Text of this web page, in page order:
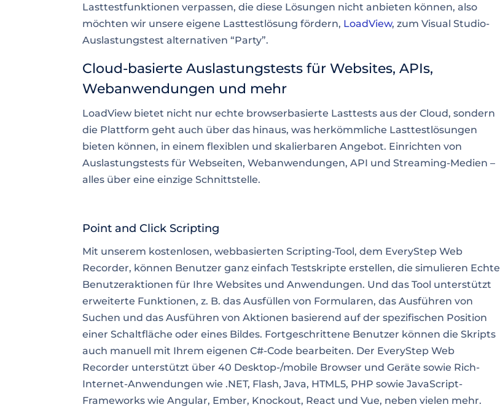
Lasttestfunktionen verpassen, die diese Lösungen nicht anbieten können, also
möchten wir unsere eigene Lasttestlösung fördern, LoadView, zum Visual Studio-
Auslastungstest alternativen “Party”.
Cloud-basierte Auslastungstests für Websites, APIs,
Webanwendungen und mehr
LoadView bietet nicht nur echte browserbasierte Lasttests aus der Cloud, sondern
die Plattform geht auch über das hinaus, was herkömmliche Lasttestlösungen
bieten können, in einem flexiblen undskalierbaren Angebot. Einrichten von
Auslastungstests für Webseiten, Webanwendungen, API und Streaming-Medien –
alles über eine einzige Schnittstelle.
Point and Click Scripting
Mit unserem kostenlosen, webbasiertenScripting-Tool, dem EveryStep Web
Recorder, können Benutzer ganz einfach Testskripte erstellen, diesimulieren Echte
Benutzeraktionen für Ihre Websites und Anwendungen. Und das Tool unterstützt
erweiterte Funktionen, z. B. das Ausfüllen von Formularen, das Ausführen von
Suchen und das Ausführen von Aktionen basierend auf der spezifischen Position
einer Schaltfläche oder eines Bildes. Fortgeschrittene Benutzer können die Skripts
auch manuell mit Ihrem eigenen C#-Code bearbeiten. Der EveryStep Web
Recorder unterstützt über 40 Desktop-/mobile Browser und Geräte sowie Rich-
Internet-Anwendungen wie .NET, Flash, Java, HTML5, PHP sowie JavaScript-
Frameworks wieAngular, Ember, Knockout, React und Vue, neben vielen mehr.